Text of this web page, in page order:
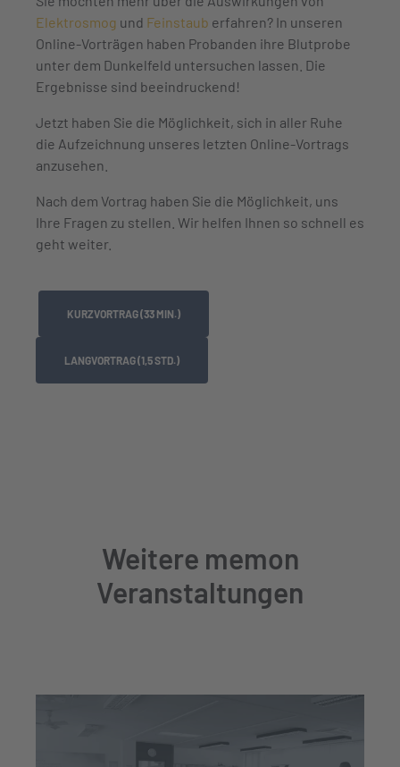
Elektrosmog und Feinstaub erfahren? In unseren
Online-Vorträgen haben Probanden ihre Blutprobe
unter dem Dunkelfeld untersuchen lassen. Die
Ergebnisse sind beeindruckend!
Jetzt haben Sie die Möglichkeit, sich in aller Ruhe
die Aufzeichnung unseres letzten Online-Vortrags
anzusehen.
Nach dem Vortrag haben Sie die Möglichkeit, uns
Ihre Fragen zu stellen. Wir helfen Ihnen so schnell es
geht weiter.
KURZVORTRAG (33 MIN.)
LANGVORTRAG (1,5 STD.)
Weitere memon
Veranstaltungen